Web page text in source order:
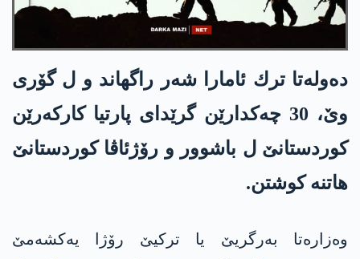
ده‌وله‌تا ترك ئامارا شه‌ر راگهاند و ل گۆری
وێ، 30 چه‌كدارێن گرێدای پارتیا كاركه‌رێن
كوردستانێ ل باشوور و رۆژئاڤا كوردستانێ
هاتنه‌ كوشتن.
وەزارەتا به‌رگریێ یا ترکیێ رۆژا یەکشەمێ